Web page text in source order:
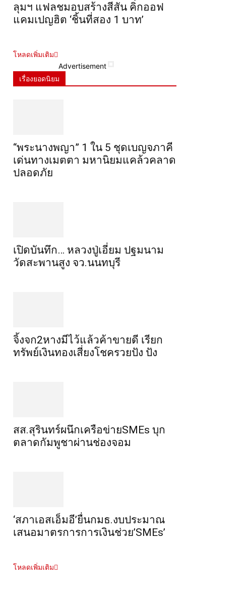
ลุมฯ แฟลชมอบสร้างสีสัน คิกออฟ
แคมเปญฮิต ‘ชิ้นที่สอง 1 บาท’
โหลดเพิ่มเติม
Advertisement
เรื่องยอดนิยม
“พระ​นาง​พญา” 1 ใน 5​ ชุดเบญจ​ภาคี​
เด่นทางเมตตา​ มหา​นิยม​แคล้วคลาด​
ปลอดภัย​
เปิดบันทึก… หลวงปู่เอี่ยม ​ปฐม​นาม​
วัดสะพานสูง​ จว.นนทบุรี
จิ้งจก​2​หาง​มีไว้แล้ว​ค้าขาย​ดี​ เรียก​
ทรัพย์เงินทอง​เสี่ยงโชค​รวยปัง​ ปัง​
สส.สุรินทร์ผนึกเครือข่ายSMEs บุก
ตลาดกัมพูชาผ่านช่องจอม
‘สภาเอสเอ็มอี’ยื่นกมธ.งบประมาณ
เสนอมาตรการการเงินช่วย’SMEs’
โหลดเพิ่มเติม